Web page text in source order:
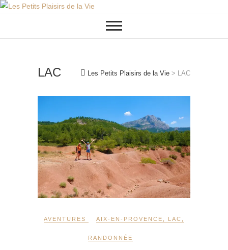
Skip
LAC Les Petits Plaisirs de la Vie > LAC
AVENTURES AIX-EN-PROVENCE LAC
RANDONNÉE